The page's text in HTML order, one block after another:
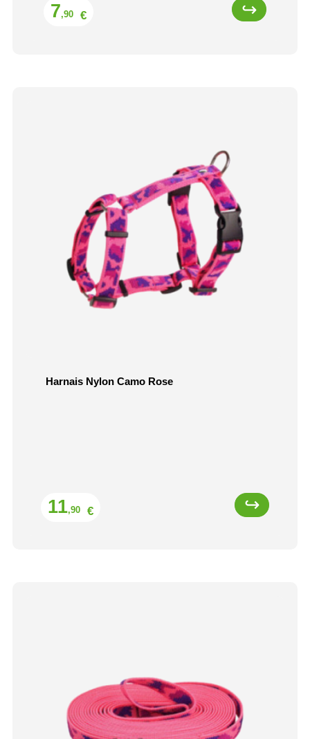
7,90 €
Harnais Nylon Camo Rose
11,90 €